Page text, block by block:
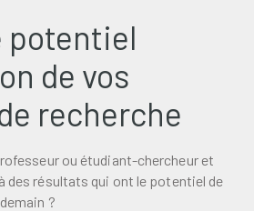
potentiel
de vos
recherche
ou étudiant-chercheur et
des résultats qui ont le potentiel de
?